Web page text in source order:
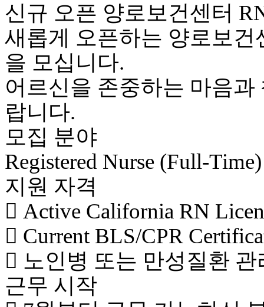
신규 오픈 양로보건센터
새롭게 오픈하는 양로보
을 모십니다.
어르신을 존중하는 마음
랍니다.
모집 분야
Registered Nurse (Full-Time)
지원 자격
 Active California RN
 Current BLS/CPR
 노인병 또는 만성질환
근무 시작